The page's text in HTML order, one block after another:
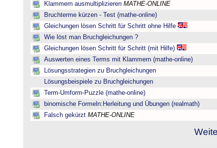
Klammern ausmultiplizieren MATHE-ONLINE
Bruchterme kürzen - Test (mathe-online)
Gleichungen lösen Schritt für Schritt ohne Hilfe
Wie löst man Bruchgleichungen ?
Gleichungen lösen Schritt für Schritt (mit Hilfe)
Auswerten eines Terms mit Klammern (mathe-online)
Lösungsstrategien zu Bruchgleichungen
Lösungsbeispiele zu Bruchgleichungen
Term-Umform-Puzzle (mathe-online)
binomische Formeln:Herleitung und Übungen (realmath)
Falsch gekürzt MATHE-ONLINE